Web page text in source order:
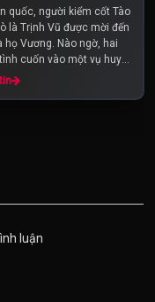
quốc, người kiểm cốt Tào
là Trịnh Vũ được mời đến
Vương. Nào ngờ, hai
cuốn vào một vụ huyết
mạng sống...
luận